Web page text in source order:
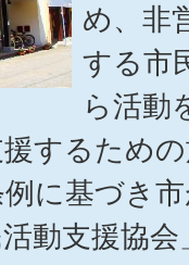
め、非
する市
ら活動
するため
に基づき
動支援協